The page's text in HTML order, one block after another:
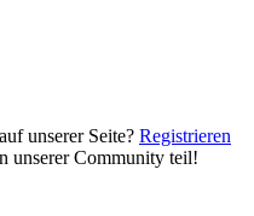
unserer Seite? Registrieren
unserer Community teil!